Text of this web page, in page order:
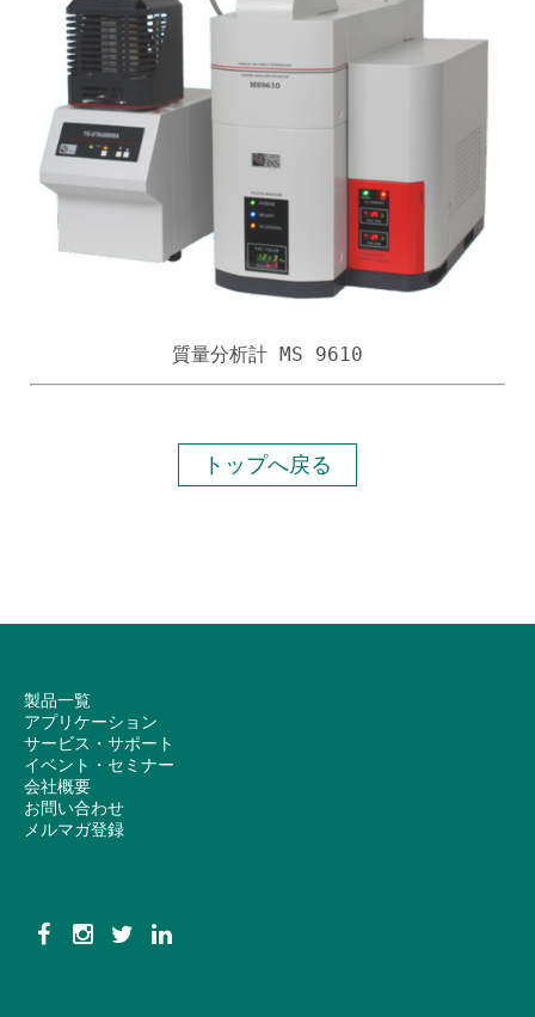
質量分析計 MS 9610
トップへ戻る
製品一覧
アプリケーション
サービス・サポート
イベント・セミナー
会社概要
お問い合わせ
メルマガ登録